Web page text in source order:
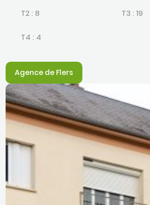
T2 :8 T3 : 19
T4 : 4
Agence de Flers